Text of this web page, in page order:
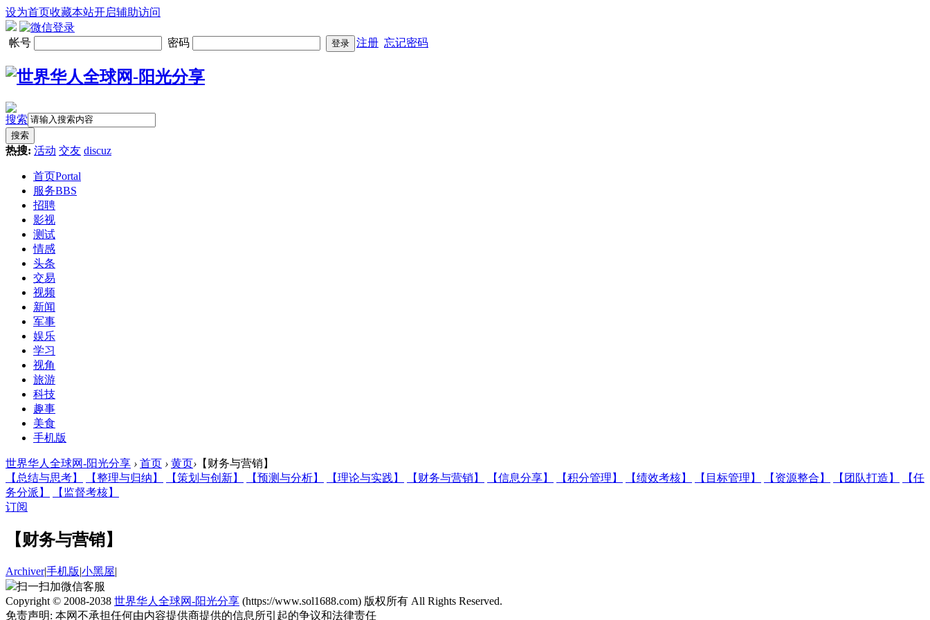
设为首页收藏本站开启辅助访问
帐号 密码 登录 注册 忘记密码
搜索
搜索
热搜: 活动 交友 discuz
首页Portal
服务BBS
招聘
影视
测试
情感
头条
交易
视频
新闻
军事
娱乐
学习
视角
旅游
科技
趣事
美食
手机版
世界华人全球网-阳光分享 › 首页 › 黄页› 【财务与营销】
【总结与思考】
【整理与归纳】 【策划与创新】 【预测与分析】 【理论与实践】 【财务与营销】 【信息分享】 【积分管理】 【绩效考核】 【目标管理】 【资源整合】 【团队打造】
【任
务分派】
【监督考核】
订阅
【财务与营销】
Archiver|手机版|小黑屋|
扫一扫加微信客服
Copyright © 2008-2038 世界华人全球网-阳光分享 (https://www.sol1688.com) 版权所有 All Rights Reserved.
免责声明: 本网不承担任何由内容提供商提供的信息所引起的争议和法律责任